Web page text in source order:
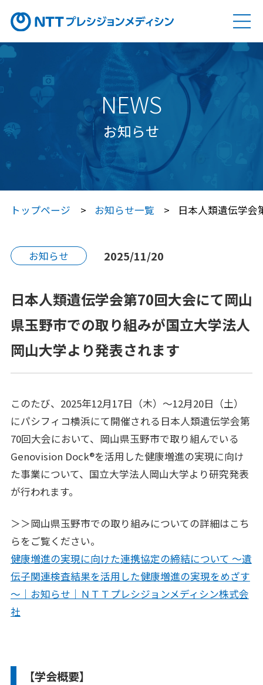
ソリューション SOLUTION
Genovision（ゲノビジョン）
Genovision Dock®（ゲノビジョン ドック）
Genovision PGx
（ゲノビジョン ピージーエックス）
特定保健指導サービス
Japan プレシジョン・メディシン
Japan プレシジョン・メディシン
NTTコホート（就業世代の遺伝子・健診・
健康経営®サービス
健康経営®コンサルティング
メンタルスキル向上研修
女性の健康リテラシー研修
動けるからだづくり研修
糖質コントロール研修
各業界のお客さまへ FOR CUSTOMERS
企業理念 CORPORATE PHILOSOPHY
NEWS
お知らせ
トップページ お知らせ一覧 日本人類遺伝学
お知らせ 2025/11/20
日本人類遺伝学会第70回大会にて岡山
県玉野市での取り組みが国立大学法人
岡山大学より発表されます
このたび、2025年12月17日（木）～12月20日（土）
にパシフィコ横浜にて開催される日本人類遺伝学会第
70回大会において、岡山県玉野市で取り組んでいる
Genovision Dock®を活用した健康増進の実現に向け
た事業について、国立大学法人岡山大学より研究発表
が行われます。
＞＞岡山県玉野市での取り組みについての詳細はこち
らをご覧ください。
健康増進の実現に向けた連携協定の締結について ～遺
伝子関連検査結果を活用した健康増進の実現をめざす
～｜お知らせ｜ＮＴＴプレシジョンメディシン株式会
社
【学会概要】